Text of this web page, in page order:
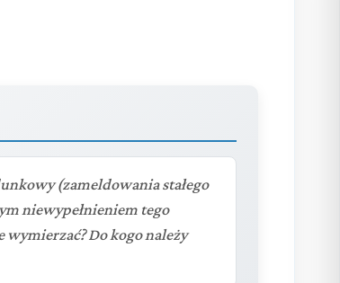
(zameldowania stałego
niewypełnieniem tego
Do kogo należy